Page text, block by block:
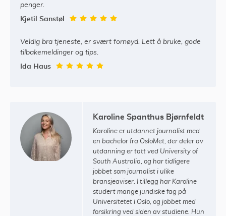
penger.
Kjetil Sanstøl
Veldig bra tjeneste, er svært fornøyd. Lett å bruke, gode
tilbakemeldinger og tips.
Ida Haus
Karoline Spanthus Bjørnfeldt
Karoline er utdannet journalist med
en bachelor fra OsloMet, der deler av
utdanning er tatt ved University of
South Australia, og har tidligere
jobbet som journalist i ulike
bransjeaviser. I tillegg har Karoline
studert mange juridiske fag på
Universitetet i Oslo, og jobbet med
forsikring ved siden av studiene. Hun